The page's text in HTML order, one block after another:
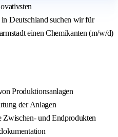
in Deutschland suchen wir für
einen Chemikanten (m/w/d)
Produktionsanlagen
der Anlagen
und Endprodukten